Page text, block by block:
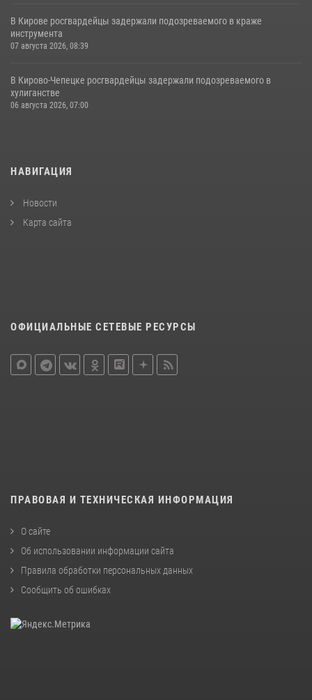
В Кирове росгвардейцы задержали подозреваемого в краже
инструмента
07 августа 2026, 08:39
В Кирово-Чепецке росгвардейцы задержали подозреваемого в
хулиганстве
06 августа 2026, 07:00
НАВИГАЦИЯ
Новости
Карта сайта
ОФИЦИАЛЬНЫЕ СЕТЕВЫЕ РЕСУРСЫ
ПРАВОВАЯ И ТЕХНИЧЕСКАЯ ИНФОРМАЦИЯ
О сайте
Об использовании информации сайта
Правила обработки персональных данных
Сообщить об ошибках